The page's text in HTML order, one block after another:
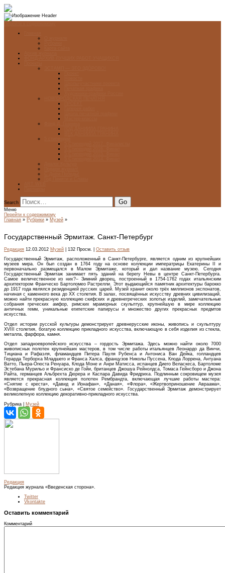
Search
Меню
Перейти к содержимому
Главная » Рубрики » Музей »
Государственный Эрмитаж. Санкт-Петербург
Редакция 12.03.2012 Музей | 132 Просм. | Оставить отзыв
Государственный Эрмитаж, расположенный в Санкт-Петербурге, является одним из крупнейших
музеев мира. Он был создан в 1764 году на основе коллекции императрицы Екатерины II и
первоначально размещался в Малом Эрмитаже, который и дал название музею. Сегодня
Государственный Эрмитаж занимает пять зданий на берегу Невы в центре Санкт-Петербурга.
Самое величественное из них?– Зимний дворец, построенный в 1754-1762 годах итальянским
архитектором Франческо Бартоломео Растрелли. Этот выдающийся памятник архитектуры барокко
до 1917 года являлся резиденцией русских царей. Музей хранит около трёх миллионов экспонатов,
начиная с каменного века до XX столетия. В залах, посвящённых искусству древних цивилизаций,
можно найти прекрасную коллекцию скифских и древнегреческих золотых изделий, замечательные
собрания греческих амфор, римских мраморных скульптур, крупнейшую в мире коллекцию
античных гемм, уникальные египетские папирусы и множество других прекрасных предмтов
искусства.
Отдел истории русской культуры демонстрирует древнерусские иконы, живопись и скульптуру
XVIII столетия, богатую коллекцию прикладного искусства, включающую в себя изделия из стекла,
металла, фарфора, камня.
Отдел западноевропейского искусства – гордость Эрмитажа. Здесь можно найти около 7000
живописных полотен крупнейших мастеров, в том числе работы итальянцев Леонардо да Винчи,
Тициана и Рафаэля, фламандцев Питера Пауля Рубенса и Антониса Ван Дейка, голландцев
Герарда Терборха Младшего и Франса Халса, французов Николы Пуссена, Клода Лоррена, Антуана
Ватто, Пьера-Огюста Ренуара, Клода Моне и Анри Матисса, испанцев Диего Веласкеса, Бартоломе
Эстебана Мурильо и Франсиско де Гойи, британцев Джошуа Рейнолдса, Томаса Гейнсборо и Джона
Райта, германцев Альбрехта Дюрера и Каспара Давида Фридриха. Подлинным сокровищем музея
является прекрасная коллекция полотен Рембрандта, включающая лучшие работы мастера:
«Снятие с креста», «Давид и Ионафан», «Даная», «Флора», «Жертвоприношение Авраама»,
«Возвращение блудного сына», «Святое семейство». Государственный Эрмитаж демонстрирует
великолепную коллекцию декоративно-прикладного искусства.
Рубрика | Музей
Редакция
Редакция журнала «Введенская сторона».
Twitter
Vkontakte
Оставить комментарий
Комментарий